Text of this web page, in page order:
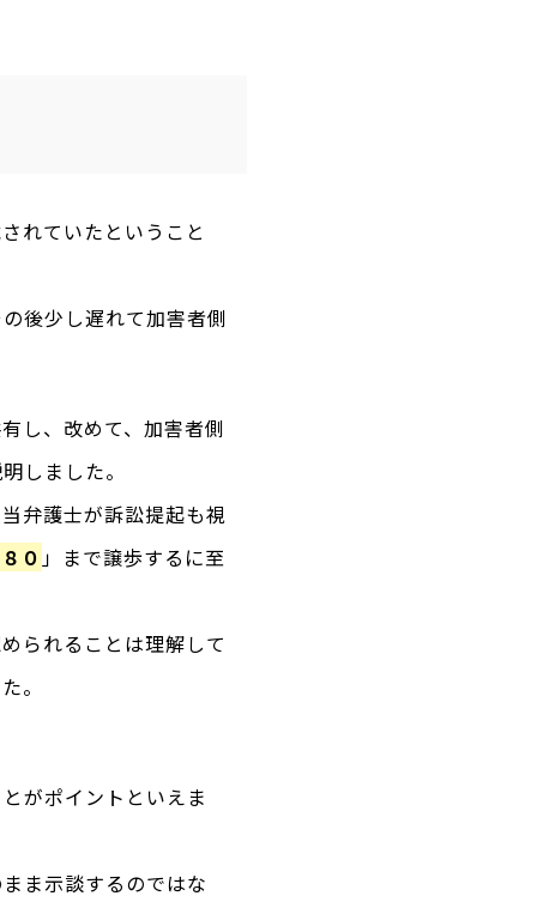
れていたということ
後少し遅れて加害者側
し、改めて、加害者側
しました。
弁護士が訴訟提起も視
０」まで譲歩するに至
られることは理解して
。
がポイントといえま
ま示談するのではな